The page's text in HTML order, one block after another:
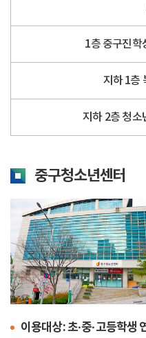
1층 중구진학
지하 1층
지하 2층 청소
중구청소년센터
이용대상: 초·중·고등학생